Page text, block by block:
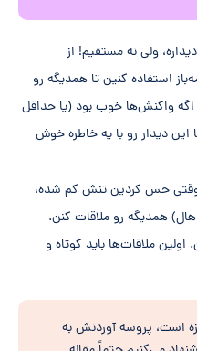
ولی نه مستقیم! از
استفاده کنین تا همدیگه رو
اگه واکنش‌ها خوب بود (یا حداقل
دیدار رو با یه خاطره خوش
حس کردین تنش کم شده،
همدیگه رو ملاقات کنن.
ملاقات‌ها باید کوتاه و
است، پروسه آوردنش به